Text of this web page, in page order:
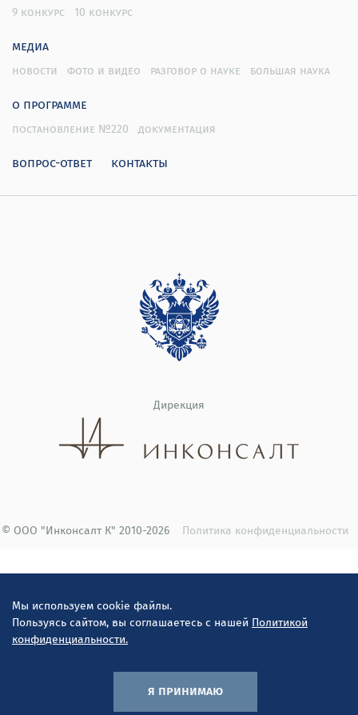
Мы используем cookie файлы.
Пользуясь сайтом, вы соглашаетесь с нашей Политикой
конфиденциальности.
я принимаю
9 конкурс
10 конкурс
медиа
новости фото и видео разговор о науке большая наука
о программе
постановление №220 документация
вопрос-ответ контакты
Дирекция
© ООО "Инконсалт К" 2010-2026 Политика конфиденциальности